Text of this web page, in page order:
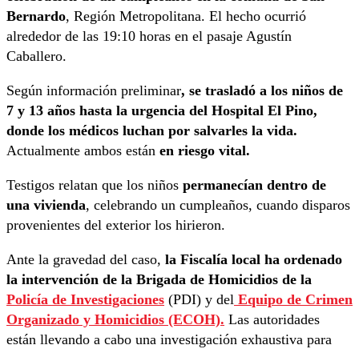
Bernardo, Región Metropolitana. El hecho ocurrió
alrededor de las 19:10 horas en el pasaje Agustín
Caballero.
Según información preliminar, se trasladó a los niños de
7 y 13 años hasta la urgencia del Hospital El Pino,
donde los médicos luchan por salvarles la vida.
Actualmente ambos están en riesgo vital.
Testigos relatan que los niños permanecían dentro de
una vivienda, celebrando un cumpleaños, cuando disparos
provenientes del exterior los hirieron.
Ante la gravedad del caso, la Fiscalía local ha ordenado
la intervención de la Brigada de Homicidios de la
Policía de Investigaciones (PDI) y del Equipo de Crimen
Organizado y Homicidios (ECOH). Las autoridades
están llevando a cabo una investigación exhaustiva para